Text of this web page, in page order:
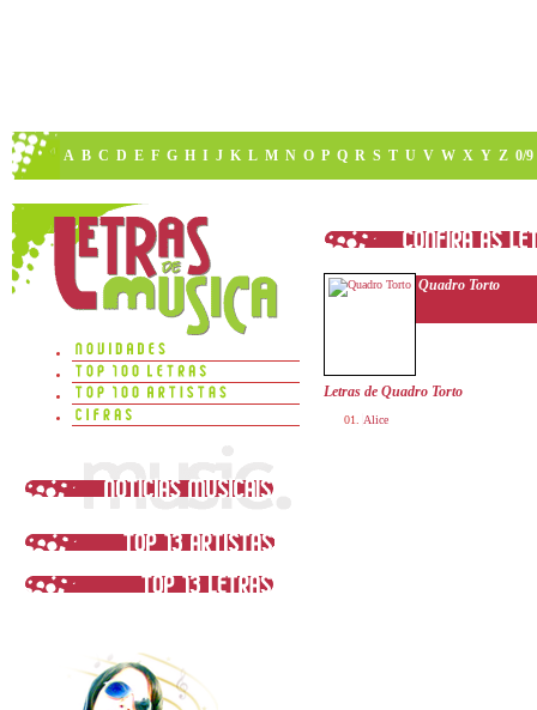
A B C D E F G H I J K L M N O P Q R S T U V W X Y Z 0/9
Quadro Torto
Letras de Quadro Torto
Alice